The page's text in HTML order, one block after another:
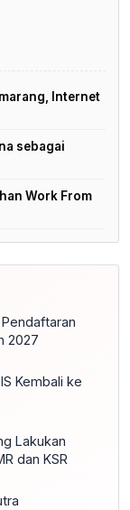
Internet
sebagai
Work From
Pendaftaran
2027
Kembali ke
Lakukan
dan KSR